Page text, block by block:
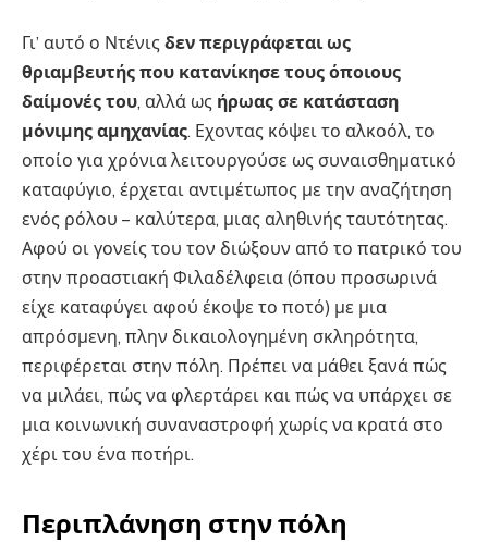
Γι’ αυτό ο Ντένιςδεν περιγράφεται ως
θριαμβευτής που κατανίκησε τους όποιους
δαίμονές του, αλλά ως ήρωας σε κατάσταση
μόνιμης αμηχανίας. Εχοντας κόψει το αλκοόλ, το
οποίο για χρόνια λειτουργούσε ως συναισθηματικό
καταφύγιο, έρχεται αντιμέτωπος με την αναζήτηση
ενός ρόλου – καλύτερα, μιας αληθινής ταυτότητας.
Αφού οι γονείς του τον διώξουν από το πατρικό του
στην προαστιακή Φιλαδέλφεια (όπου προσωρινά
είχε καταφύγει αφού έκοψε το ποτό) με μια
απρόσμενη, πλην δικαιολογημένη σκληρότητα,
περιφέρεται στην πόλη. Πρέπει να μάθει ξανά πώς
να μιλάει, πώς να φλερτάρει και πώς να υπάρχει σε
μια κοινωνική συναναστροφή χωρίς να κρατά στο
χέρι του ένα ποτήρι.
Περιπλάνηση στην πόλη